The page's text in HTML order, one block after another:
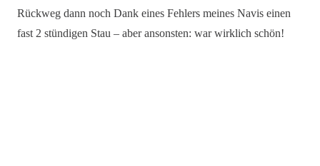
Rückweg dann noch Dank eines Fehlers meines Navis einen
fast 2 stündigen Stau – aber ansonsten: war wirklich schön!